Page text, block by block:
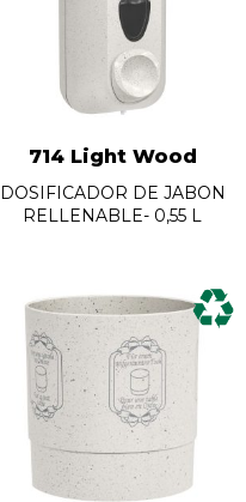
714 Light Wood
DOSIFICADOR DE JABON
RELLENABLE- 0,55 L